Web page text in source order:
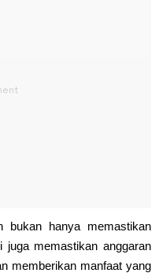
bukan hanya memastikan
juga memastikan anggaran
memberikan manfaat yang